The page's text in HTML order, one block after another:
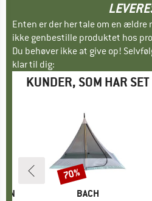
Enten er der her tale om en ældre
ikke genbestille produktet hos
Du behøver ikke at give op!
klar til dig:
KUNDER, SOM HAR
MÆRKE
BACH
Rabat
70%